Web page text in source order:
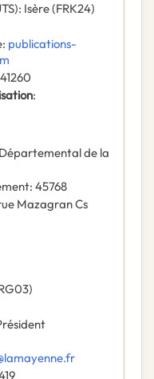
: Isère(FRK24)
: publications-
:
de la
: 45768
Mazagran Cs
)